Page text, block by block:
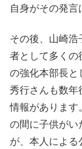
自身がその発言
その後、山崎浩
者として多くの
の強化本部長と
秀行さんも数年
情報があります
の間に子供がい
が、本人による